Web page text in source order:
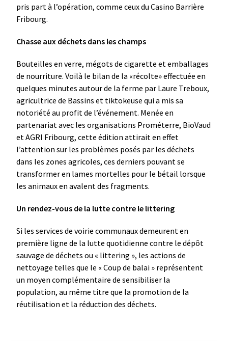
pris part à l’opération, comme ceux du Casino Barrière
Fribourg.
Chasse aux déchets dans les champs
Bouteilles en verre, mégots de cigarette et emballages
de nourriture. Voilà le bilan de la «récolte» effectuée en
quelques minutes autour de la ferme par Laure Treboux,
agricultrice de Bassins et tiktokeuse qui a mis sa
notoriété au profit de l’événement. Menée en
partenariat avec les organisations Prométerre, BioVaud
et AGRI Fribourg, cette édition attirait en effet
l’attention sur les problèmes posés par les déchets
dans les zones agricoles, ces derniers pouvant se
transformer en lames mortelles pour le bétail lorsque
les animaux en avalent des fragments.
Un rendez-vous de la lutte contre le littering
Si les services de voirie communaux demeurent en
première ligne de la lutte quotidienne contre le dépôt
sauvage de déchets ou « littering », les actions de
nettoyage telles que le « Coup de balai » représentent
un moyen complémentaire de sensibiliser la
population, au même titre que la promotion de la
réutilisation et la réduction des déchets.